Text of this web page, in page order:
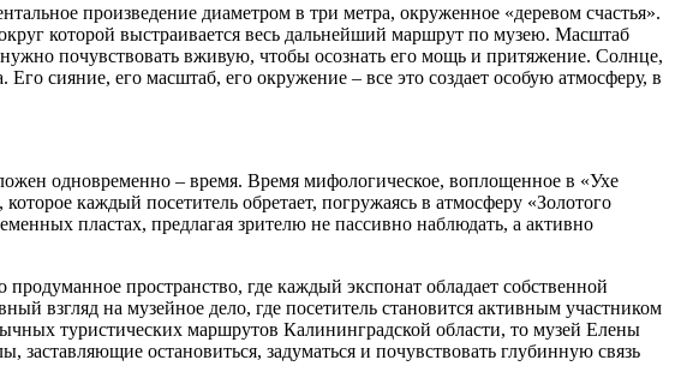
произведение диаметром в три метра, окруженное «деревом счастья».
которой выстраивается весь дальнейший маршрут по музею. Масштаб
почувствовать вживую, чтобы осознать его мощь и притяжение. Солнце,
сияние, его масштаб, его окружение – все это создает особую атмосферу, в
одновременно – время. Время мифологическое, воплощенное в «Ухе
каждый посетитель обретает, погружаясь в атмосферу «Золотого
пластах, предлагая зрителю не пассивно наблюдать, а активно
пространство, где каждый экспонат обладает собственной
взгляд на музейное дело, где посетитель становится активным участником
туристических маршрутов Калининградской области, то музей Елены
заставляющие остановиться, задуматься и почувствовать глубинную связь